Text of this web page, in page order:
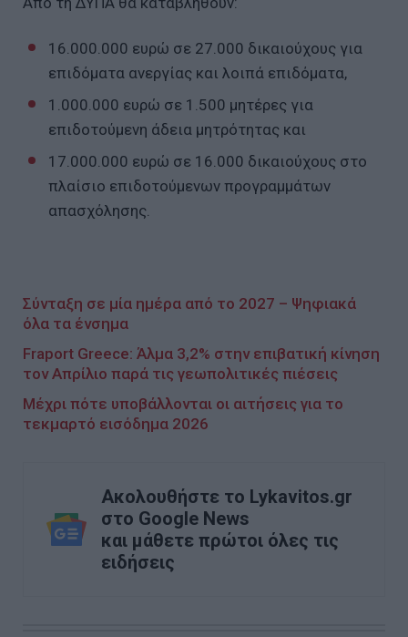
16.000.000 ευρώ σε 27.000 δικαιούχους για
επιδόματα ανεργίας και λοιπά επιδόματα,
1.000.000 ευρώ σε 1.500 μητέρες για
επιδοτούμενη άδεια μητρότητας και
17.000.000 ευρώ σε 16.000 δικαιούχους στο
πλαίσιο επιδοτούμενων προγραμμάτων
απασχόλησης.
Σύνταξη σε μία ημέρα από το 2027 – Ψηφιακά
όλα τα ένσημα
Fraport Greece: Άλμα 3,2% στην επιβατική κίνηση
τον Απρίλιο παρά τις γεωπολιτικές πιέσεις
Μέχρι πότε υποβάλλονται οι αιτήσεις για το
τεκμαρτό εισόδημα 2026
Ακολουθήστε το Lykavitos.gr
στο Google News
και μάθετε πρώτοι όλες τις
ειδήσεις